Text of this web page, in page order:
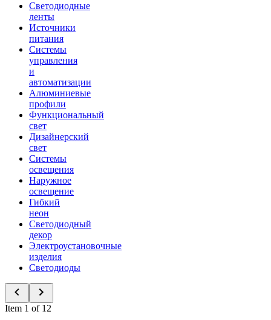
Светодиодные
ленты
Источники
питания
Системы
управления
и
автоматизации
Алюминиевые
профили
Функциональный
свет
Дизайнерский
свет
Системы
освещения
Наружное
освещение
Гибкий
неон
Светодиодный
декор
Электроустановочные
изделия
Светодиоды
Item 1 of 12